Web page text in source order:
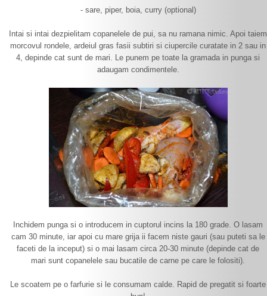
- sare, piper, boia, curry (optional)
Intai si intai dezpielitam copanelele de pui, sa nu ramana nimic. Apoi taiem
morcovul rondele, ardeiul gras fasii subtiri si ciupercile curatate in 2 sau in
4, depinde cat sunt de mari. Le punem pe toate la gramada in punga si
adaugam condimentele.
Inchidem punga si o introducem in cuptorul incins la 180 grade. O lasam
cam 30 minute, iar apoi cu mare grija ii facem niste gauri (sau puteti sa le
faceti de la inceput) si o mai lasam circa 20-30 minute (depinde cat de
mari sunt copanelele sau bucatile de carne pe care le folositi).
Le scoatem pe o farfurie si le consumam calde. Rapid de pregatit si foarte